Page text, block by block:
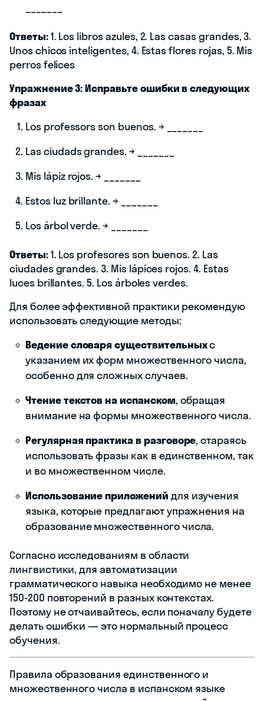
Ответы:1. Los libros azules, 2. Las casas grandes, 3.
Unos chicos inteligentes, 4. Estas flores rojas, 5. Mis
perros felices
Упражнение 3: Исправьте ошибки в следующих
фразах
Los professors son buenos. → _______
Las ciudads grandes. → _______
Mis lápiz rojos. → _______
Estos luz brillante. → _______
Los árbol verde. → _______
Ответы:1. Los profesores son buenos. 2. Las
ciudades grandes. 3. Mis lápices rojos. 4. Estas
luces brillantes. 5. Los árboles verdes.
Для более эффективной практики рекомендую
использовать следующие методы:
Ведение словаря существительныхс
указанием их форм множественного числа,
особенно для сложных случаев.
Чтение текстов на испанском, обращая
внимание на формы множественного числа.
Регулярная практика в разговоре, стараясь
использовать фразы как в единственном, так
и во множественном числе.
Использование приложений для изучения
языка, которые предлагают упражнения на
образование множественного числа.
Согласно исследованиям в области
лингвистики, для автоматизации
грамматического навыка необходимо не менее
150-200 повторений в разных контекстах.
Поэтому не отчаивайтесь, если поначалу будете
делать ошибки — это нормальный процесс
обучения.
Правила образования единственного и
множественного числа в испанском языке